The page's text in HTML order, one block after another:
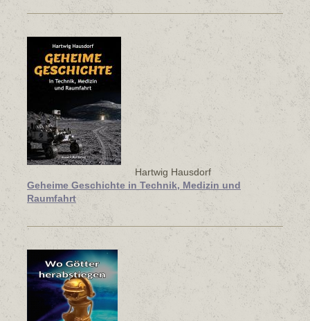
Hartwig Hausdorf
Geheime Geschichte in Technik, Medizin und
Raumfahrt